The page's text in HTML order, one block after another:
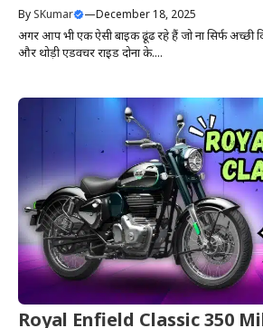
By SKumar —December 18, 2025
अगर आप भी एक ऐसी बाइक ढूंढ रहे हैं जो ना सिर्फ अच्छी
और थोड़ी एडवेंचर राइड दोनों के....
Royal Enfield Classic 350